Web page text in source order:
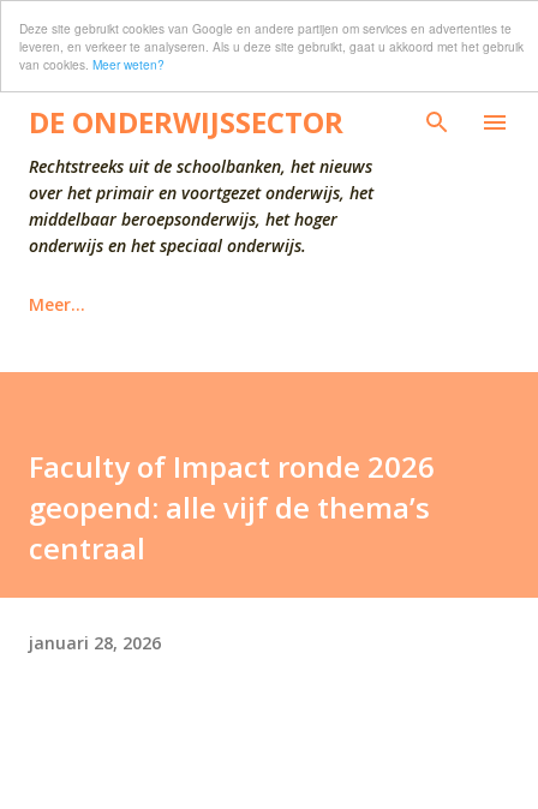
Deze site gebruikt cookies van Google en andere partijen om services en advertenties te
leveren, en verkeer te analyseren. Als u deze site gebruikt, gaat u akkoord met het gebruik
van cookies. Meer weten?
Doorgaan naar hoofdcontent
DE ONDERWIJSSECTOR
Rechtstreeks uit de schoolbanken, het nieuws
over het primair en voortgezet onderwijs, het
middelbaar beroepsonderwijs, het hoger
onderwijs en het speciaal onderwijs.
Meer…
Faculty of Impact ronde 2026
geopend: alle vijf de thema’s
centraal
januari 28, 2026